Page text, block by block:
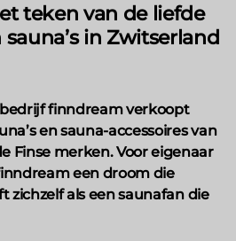
teken van de liefde
in Zwitserland
finndream verkoopt
en sauna-accessoires van
Finse merken. Voor eigenaar
een droom die
zichzelf als een saunafan die